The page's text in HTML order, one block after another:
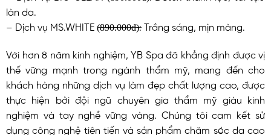
làn da.
– Dịch vụ MS.WHITE (̶8̶9̶0̶.̶0̶0̶0̶đ̶)̶: Trắng sáng, mịn màng.
Với hơn 8 năm kinh nghiệm, YB Spa đã khẳng định được vị
thế vững mạnh trong ngành thẩm mỹ, mang đến cho
khách hàng những dịch vụ làm đẹp chất lượng cao, được
thực hiện bởi đội ngũ chuyên gia thẩm mỹ giàu kinh
nghiệm và tay nghề vững vàng. Chúng tôi cam kết sử
dụng công nghệ tiên tiến và sản phẩm chăm sóc da cao